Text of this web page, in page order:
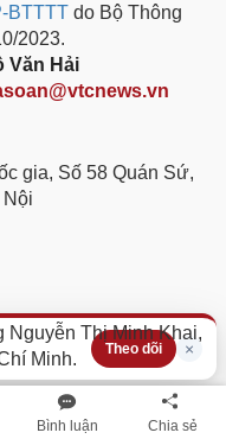
Bình luận Chia sẻ
Theo dõi ×
BTTTT do Bộ Thông
2023.
Văn Hải
gia, Số 58 Quán Sứ,
Nguyễn Thị Minh Khai,
Minh.